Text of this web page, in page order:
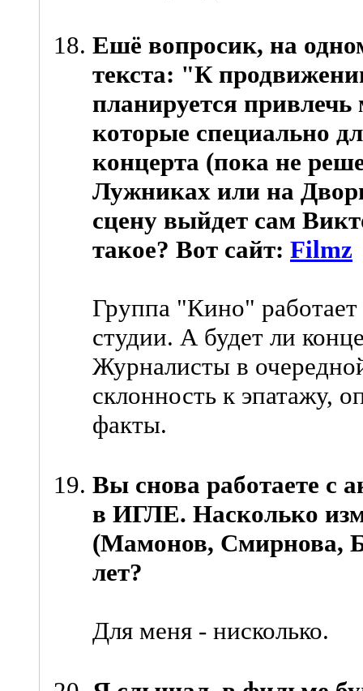
Ешё вопросик, на
текста: "К
планируется
которые специально
концерта (пока не
Лужниках или на
сцену выйдет сам
такое? Вот сайт: Filmz
Группа "Кино"
студии. А будет ли
Журналисты в
склонность к эпатажу,
факты.
Вы снова работаете с
в ИГЛЕ. Насколько
(Мамонов, Смирнова,
лет?
Для меня - нисколько.